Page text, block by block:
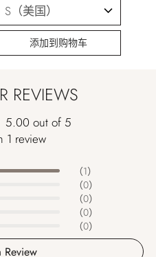
添加到购物车
REVIEWS
5.00 out of 5
1 review
（1）
（0）
（0）
（0）
（0）